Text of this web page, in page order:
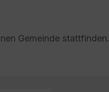
Gemeinde stattfinden.